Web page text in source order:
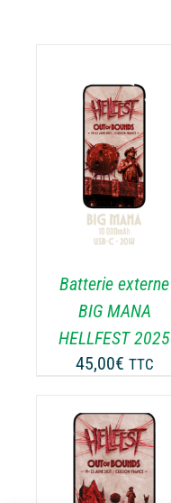
Batterie externe
BIG MANA
HELLFEST 2025
45,00€ TTC
AJOUTER AU
PANIER
DÉTAILS